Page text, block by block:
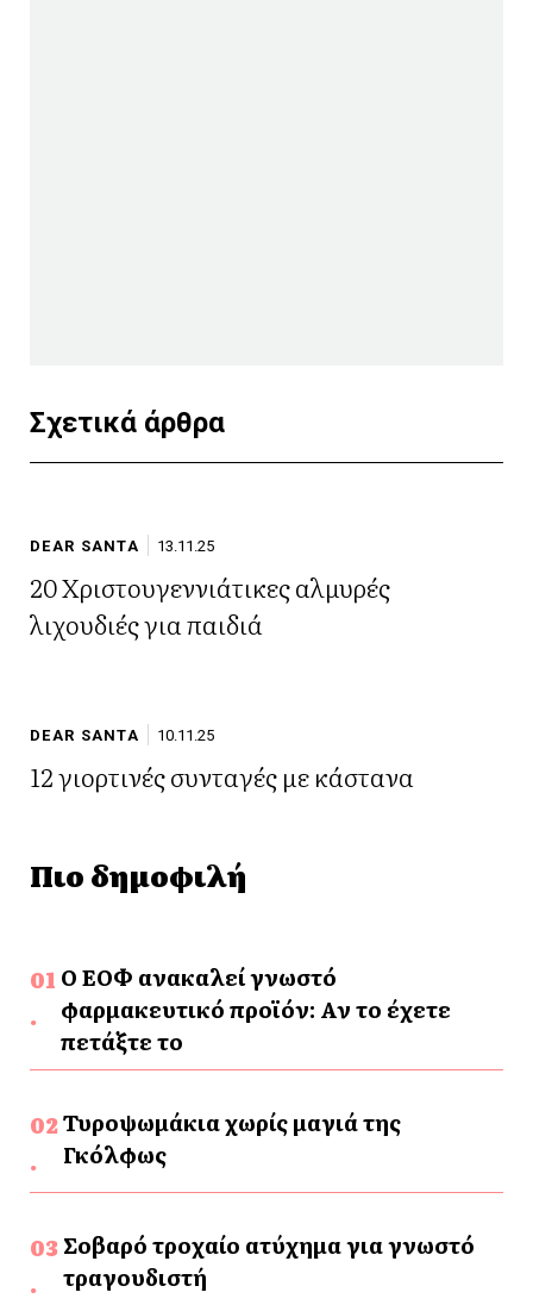
Σχετικά άρθρα
DEAR SANTA 13.11.25
20 Xριστουγεννιάτικες αλμυρές
λιχουδιές για παιδιά
DEAR SANTA 10.11.25
12 γιορτινές συνταγές με κάστανα
Πιο δημοφιλή
Ο ΕΟΦ ανακαλεί γνωστό
φαρμακευτικό προϊόν: Αν το έχετε
πετάξτε το
Τυροψωμάκια χωρίς μαγιά της
Γκόλφως
Σοβαρό τροχαίο ατύχημα για γνωστό
τραγουδιστή